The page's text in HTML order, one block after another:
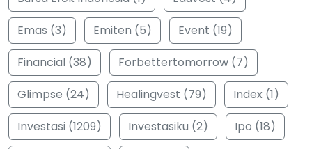
Emas (3)
Emiten (5)
Event (19)
Financial (38)
Forbettertomorrow (7)
Glimpse (24)
Healingvest (79)
Index (1)
Investasi (1209)
Investasiku (2)
Ipo (18)